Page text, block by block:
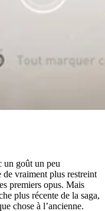
un goût un peu
de vraiment plus restreint
premiers opus. Mais
plus récente de la saga,
chose à l’ancienne.